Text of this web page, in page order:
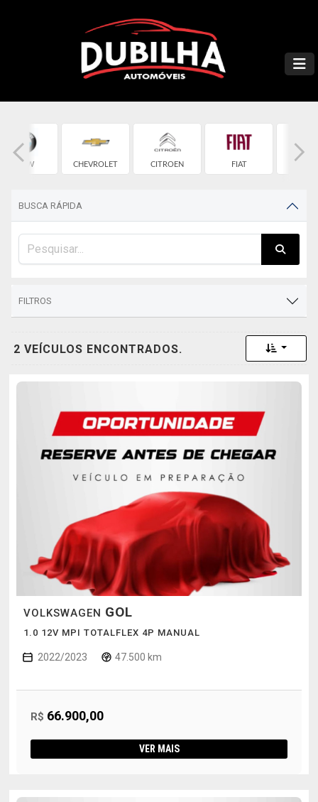
BMW CHEVROLET CITROEN FIAT
BUSCA RÁPIDA
FILTROS
2 VEÍCULOS ENCONTRADOS. Toggle
VOLKSWAGEN GOL
1.0 12V MPI TOTALFLEX 4P MANUAL
2022/2023 47.500 km
R$ 66.900,00
VER MAIS